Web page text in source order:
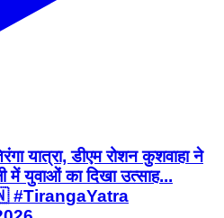
यात्रा, डीएम रोशन कुशवाहा ने
में युवाओं का दिखा उत्साह...
#TirangaYatra